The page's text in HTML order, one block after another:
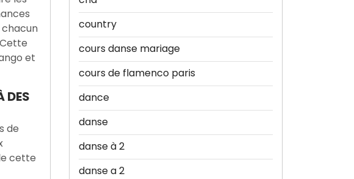
chacun
et
DES
de
cette
country
cours danse mariage
cours de flamenco paris
dance
danse
danse à 2
danse a 2